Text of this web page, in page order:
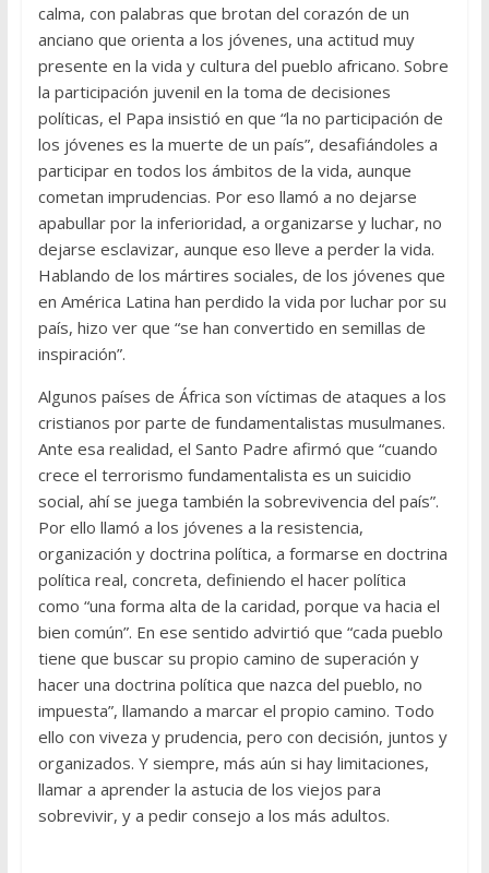
calma, con palabras que brotan del corazón de un
anciano que orienta a los jóvenes, una actitud muy
presente en la vida y cultura del pueblo africano. Sobre
la participación juvenil en la toma de decisiones
políticas, el Papa insistió en que “la no participación de
los jóvenes es la muerte de un país”, desafiándoles a
participar en todos los ámbitos de la vida, aunque
cometan imprudencias. Por eso llamó a no dejarse
apabullar por la inferioridad, a organizarse y luchar, no
dejarse esclavizar, aunque eso lleve a perder la vida.
Hablando de los mártires sociales, de los jóvenes que
en América Latina han perdido la vida por luchar por su
país, hizo ver que “se han convertido en semillas de
inspiración”.
Algunos países de África son víctimas de ataques a los
cristianos por parte de fundamentalistas musulmanes.
Ante esa realidad, el Santo Padre afirmó que “cuando
crece el terrorismo fundamentalista es un suicidio
social, ahí se juega también la sobrevivencia del país”.
Por ello llamó a los jóvenes a la resistencia,
organización y doctrina política, a formarse en doctrina
política real, concreta, definiendo el hacer política
como “una forma alta de la caridad, porque va hacia el
bien común”. En ese sentido advirtió que “cada pueblo
tiene que buscar su propio camino de superación y
hacer una doctrina política que nazca del pueblo, no
impuesta”, llamando a marcar el propio camino. Todo
ello con viveza y prudencia, pero con decisión, juntos y
organizados. Y siempre, más aún si hay limitaciones,
llamar a aprender la astucia de los viejos para
sobrevivir, y a pedir consejo a los más adultos.